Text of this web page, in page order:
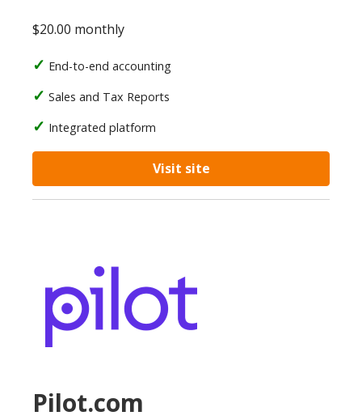
$20.00 monthly
End-to-end accounting
Sales and Tax Reports
Integrated platform
Visit site
Pilot.com